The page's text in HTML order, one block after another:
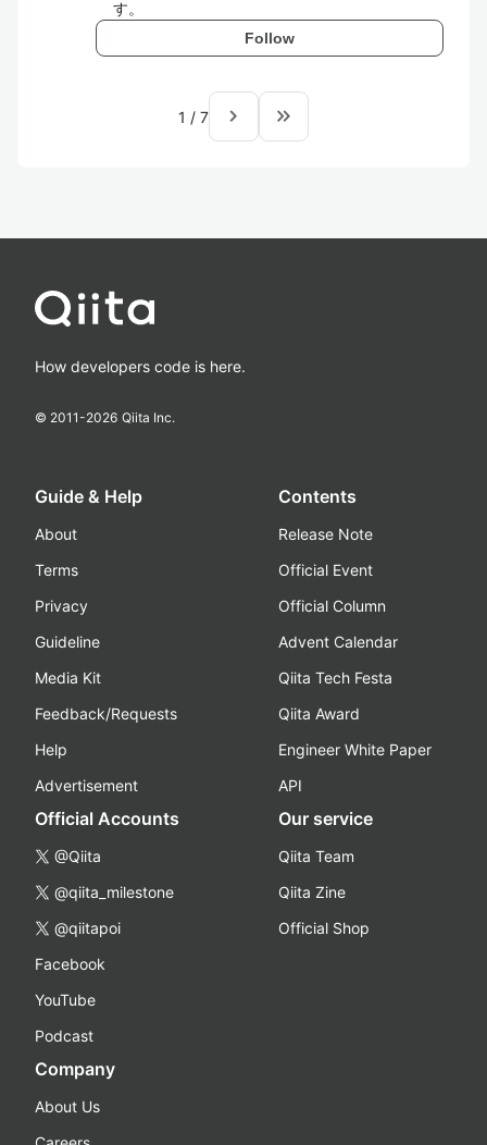
す。
Follow
1 / 7 navigate_next keyboard_double_arrow_right
How developers code is here.
© 2011-2026 Qiita Inc.
Guide & Help
About
Terms
Privacy
Guideline
Media Kit
Feedback/Requests
Help
Advertisement
Contents
Release Note
Official Event
Official Column
Advent Calendar
Qiita Tech Festa
Qiita Award
Engineer White Paper
API
Official Accounts
@Qiita
@qiita_milestone
@qiitapoi
Facebook
YouTube
Podcast
Our service
Qiita Team
Qiita Zine
Official Shop
Company
About Us